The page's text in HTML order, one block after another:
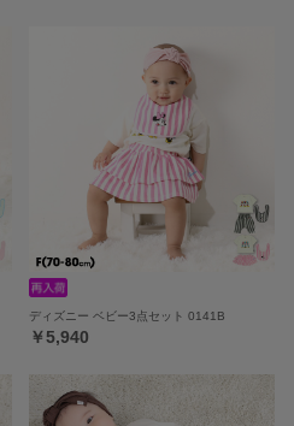
ディズニー ベビー3点セット 0141B
￥5,940